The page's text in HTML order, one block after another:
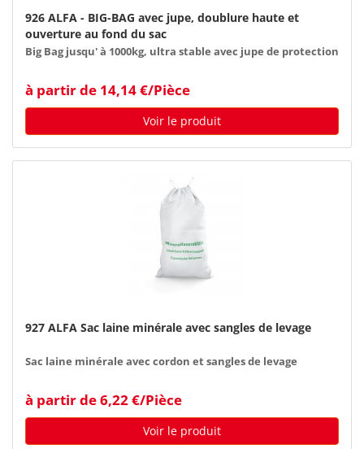
926 ALFA - BIG-BAG avec jupe, doublure haute et
ouverture au fond du sac
Big Bag jusqu' à 1000kg, ultra stable avec jupe de protection
à partir de 14,14 €/Pièce
Voir le produit
927 ALFA Sac laine minérale avec sangles de levage
Sac laine minérale avec cordon et sangles de levage
à partir de 6,22 €/Pièce
Voir le produit